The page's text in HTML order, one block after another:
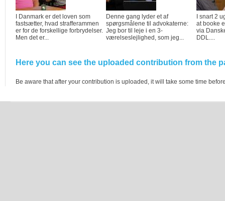
I Danmark er det loven som
fastsætter, hvad strafferammen
er for de forskellige forbrydelser.
Men det er...
Denne gang lyder et af
spørgsmålene til advokaterne:
Jeg bor til leje i en 3-
værelseslejlighed, som jeg...
I snart 2
at booke
via
DDL....
Here you can see the uploaded contribution from the
Be aware that after your contribution is uploaded, it will take some time